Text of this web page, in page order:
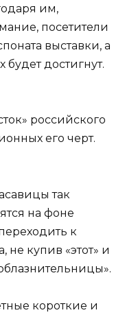
им,
посетители
выставки, а
достигнут.
российского
его черт.
так
на фоне
к
не купив «этот» и
короткие и